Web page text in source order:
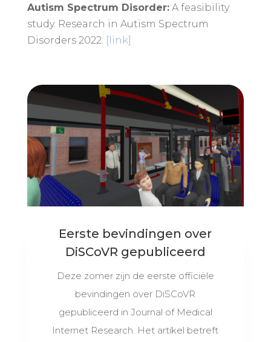
Autism Spectrum Disorder:A feasibility
study. Research in Autism Spectrum
Disorders 2022. [link]
Eerste bevindingen over
DiSCoVR gepubliceerd
Deze zomer zijn de eerste officiële
bevindingen over DiSCoVR
gepubliceerd in Journal of Medical
Internet Research. Het artikel betreft